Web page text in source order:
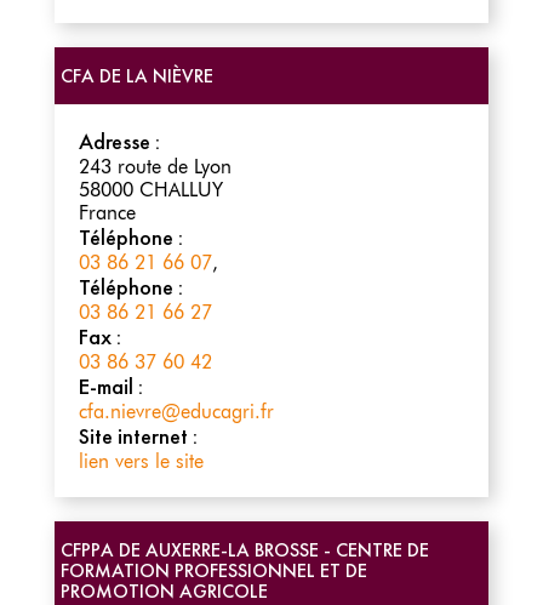
CFA DE LA NIÈVRE
Adresse :
243 route de Lyon
58000 CHALLUY
France
Téléphone :
03 86 21 66 07,
Téléphone :
03 86 21 66 27
Fax :
03 86 37 60 42
E-mail :
cfa.nievre@educagri.fr
Site internet :
lien vers le site
CFPPA DE AUXERRE-LA BROSSE - CENTRE DE
FORMATION PROFESSIONNEL ET DE
PROMOTION AGRICOLE